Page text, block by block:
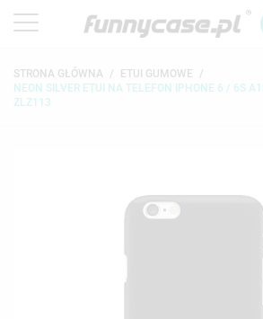
STRONA GŁÓWNA
ETUI GUMOWE
NEON SILVER ETUI NA TELEFON IPHONE 6 / 6S
ZLZ113